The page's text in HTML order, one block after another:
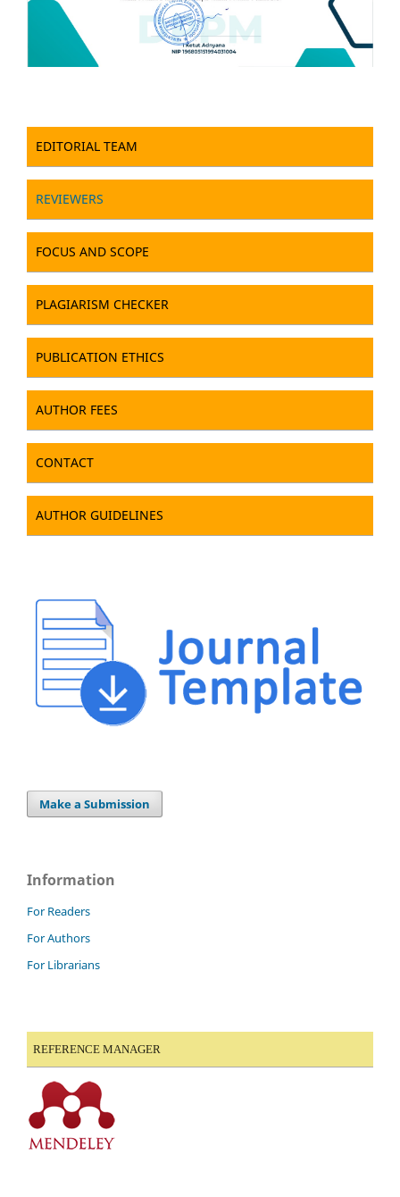
EDITORIAL TEAM
REVIEWERS
FOCUS AND SCOPE
PLAGIARISM CHECKER
PUBLICATION ETHICS
AUTHOR FEES
CONTACT
AUTHOR GUIDELINES
Make a Submission
Information
For Readers
For Authors
For Librarians
REFERENCE MANAGER